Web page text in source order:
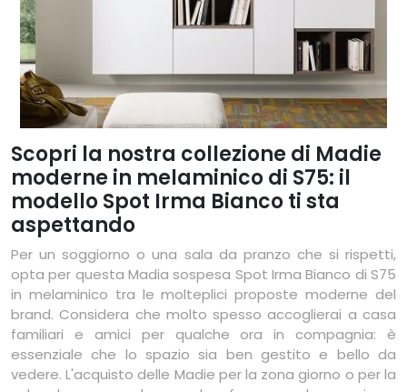
Scopri la nostra collezione di Madie
moderne in melaminico di S75: il
modello Spot Irma Bianco ti sta
aspettando
Per un soggiorno o una sala da pranzo che si rispetti,
opta per questa Madia sospesa Spot Irma Bianco di S75
in melaminico tra le molteplici proposte moderne del
brand. Considera che molto spesso accoglierai a casa
familiari e amici per qualche ora in compagnia: è
essenziale che lo spazio sia ben gestito e bello da
vedere. L'acquisto delle Madie per la zona giorno o per la